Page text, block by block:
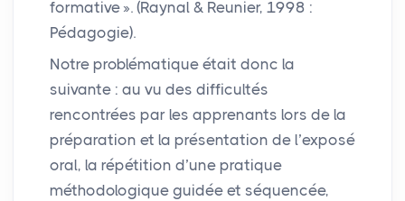
formative ». (Raynal & Reunier, 1998 :
Pédagogie).
Notre problématique était donc la
suivante : au vu des difficultés
rencontrées par les apprenants lors de la
préparation et la présentation de l’exposé
oral, la répétition d’une pratique
méthodologique guidée et séquencée,